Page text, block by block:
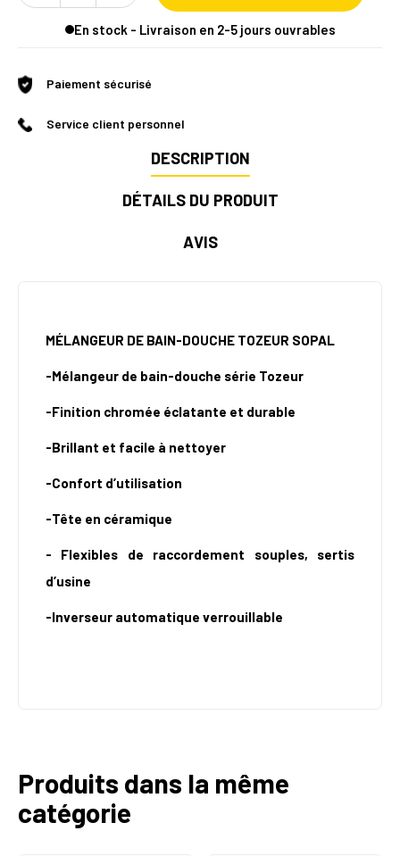
En stock - Livraison en 2-5 jours ouvrables
Paiement sécurisé
Service client personnel
DESCRIPTION
DÉTAILS DU PRODUIT
AVIS
MÉLANGEUR DE BAIN-DOUCHE TOZEUR SOPAL
-Mélangeur de bain-douche série Tozeur
-Finition chromée éclatante et durable
-Brillant et facile à nettoyer
-Confort d’utilisation
-Tête en céramique
- Flexibles de raccordement souples, sertis
d’usine
-Inverseur automatique verrouillable
Produits dans la même
catégorie